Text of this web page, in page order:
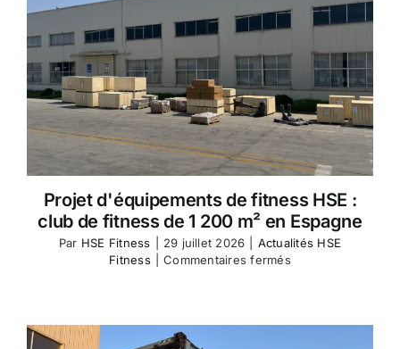
Projet d'équipements de fitness HSE :
club de fitness de 1 200 m² en Espagne
Par HSE Fitness 29 juillet 2026
Actualités HSE
Fitness
Commentaires ferméssur
Project